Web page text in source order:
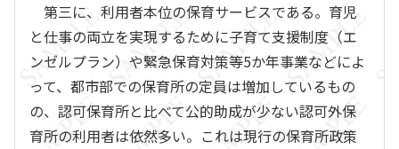
第三に、利用者本位の保育サービスである。育児
と仕事の両立を実現するために子育て支援制度（エ
ンゼルプラン）や緊急保育対策等5か年事業などによ
って、都市部での保育所の定員は増加しているもの
の、認可保育所と比べて公的助成が少ない認可外保
育所の利用者は依然多い。これは現行の保育所政策